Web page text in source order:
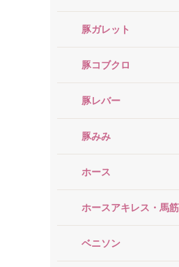
豚ガレット
豚コブクロ
豚レバー
豚みみ
ホース
ホースアキレス・馬筋
ベニソン